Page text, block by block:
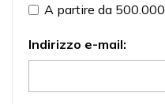
A partire da
Indirizzo e-mail: